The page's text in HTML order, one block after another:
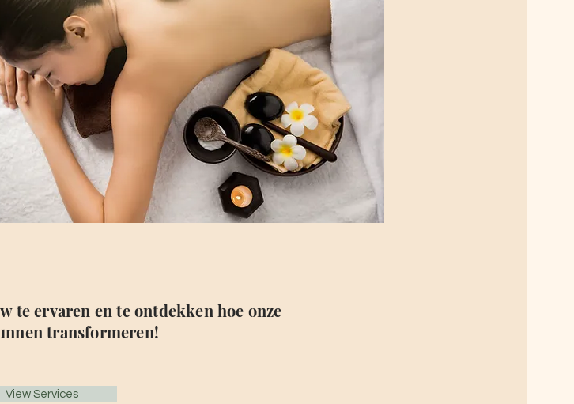
te ervaren en te ontdekken hoe onze
transformeren!
View Services